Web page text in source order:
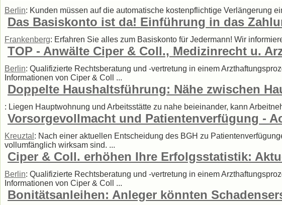
Berlin: Kunden müssen auf die automatische kostenpflichtige Verlängerung
Das Basiskonto ist da! Einführung in das
Frankenberg: Erfahren Sie alles zum Basiskonto für Jedermann! Wir
TOP - Anwälte Ciper & Coll., Medizinrecht u.
Berlin: Qualifizierte Rechtsberatung und -vertretung in einem
Informationen von Ciper & Coll ...
Doppelte Haushaltsführung: Nähe zwischen
: Liegen Hauptwohnung und Arbeitsstätte zu nahe beieinander, kann
Vorsorgevollmacht und Patientenverfügung -
Kreuztal : Nach einer aktuellen Entscheidung des BGH zu
vollumfänglich wirksam sind. ...
Ciper & Coll. erhöhen Ihre Erfolgsstatistik:
Berlin: Qualifizierte Rechtsberatung und -vertretung in einem
Informationen von Ciper & Coll ...
Bonitätsanleihen: Anleger könnten